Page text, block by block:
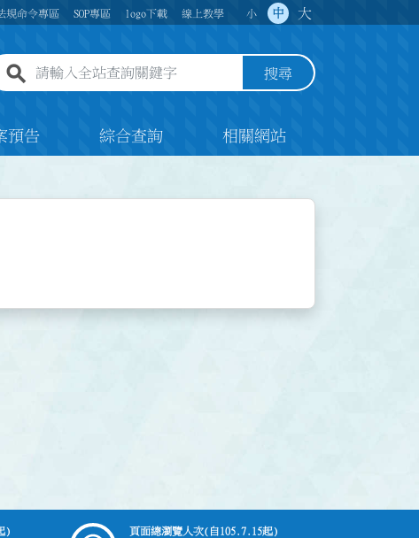
規命令專區 SOP專區 logo下載 線上教學 小 中 大
全站查詢關鍵字欄位 搜尋
預告 綜合查詢 相關網站
) 頁面總瀏覽人次(自105.7.15起)